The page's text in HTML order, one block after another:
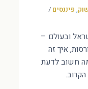
, פיננסים /
ובעולם –
איך זה
חשוב לדעת